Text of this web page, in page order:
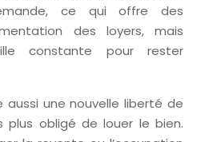
ce qui offre des
des loyers, mais
constante pour rester
une nouvelle liberté de
plus obligé de louer le bien.